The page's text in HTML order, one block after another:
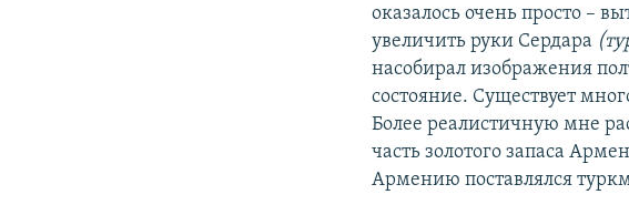
оказалось очень просто –
увеличить руки Сердара
насобирал изображения
состояние. Существует
Более реалистичную мне
часть золотого запаса
Армению поставлялся